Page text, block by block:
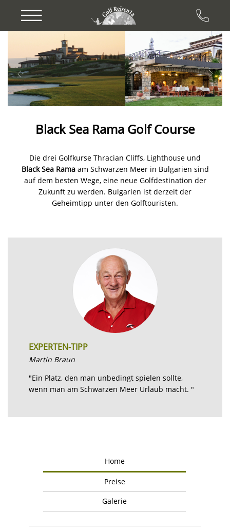
Previous Next
Black Sea Rama Golf Course
Die drei Golfkurse Thracian Cliffs, Lighthouse und
Black Sea Ramaam Schwarzen Meer in Bulgarien sind
auf dem besten Wege, eine neue Golfdestination der
Zukunft zu werden. Bulgarien ist derzeit der
Geheimtipp unter den Golftouristen.
EXPERTEN-TIPP
Martin Braun
"Ein Platz, den man unbedingt spielen sollte,
wenn man am Schwarzen Meer Urlaub macht. "
Home
Preise
Galerie